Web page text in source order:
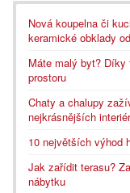
Nová koupelna či
keramické obklady
Máte malý byt?
prostoru
Chaty a chalupy
nejkrásnějších
10 největších výhod
Jak zařídit terasu?
nábytku